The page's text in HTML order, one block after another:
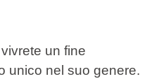
vivrete un fine
unico nel suo genere.